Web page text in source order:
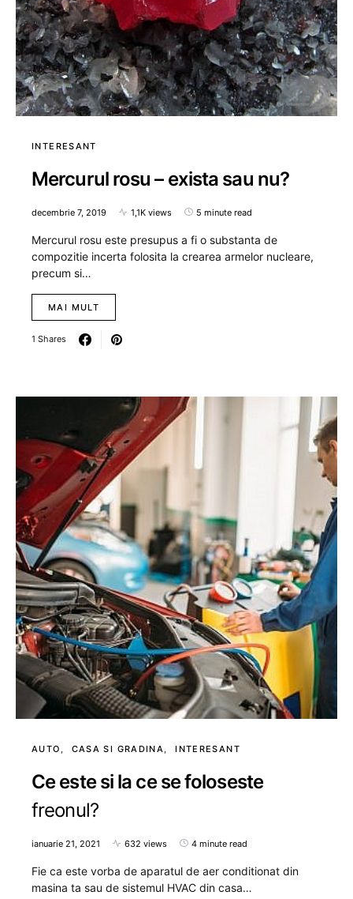
INTERESANT
Mercurul rosu – exista sau nu?
decembrie 7, 2019 1,1K views 5 minute read
Mercurul rosu este presupus a fi o substanta de
compozitie incerta folosita la crearea armelor nucleare,
precum si…
MAI MULT
1 Shares
AUTO CASA SI GRADINA INTERESANT
Ce este si la ce se foloseste
freonul?
ianuarie 21, 2021 632 views 4 minute read
Fie ca este vorba de aparatul de aer conditionat din
masina ta sau de sistemul HVAC din casa…